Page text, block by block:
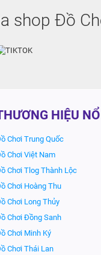
shop Đồ
HIỆU
Chơi Trung Quốc
Chơi Việt Nam
Chơi Tlog Thành Lộc
Chơi Hoàng Thu
Chơi Long Thủy
Chơi Đồng Sanh
Chơi Minh Ký
Chơi Thái Lan